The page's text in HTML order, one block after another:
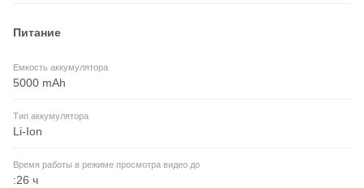
Питание
Емкость аккумулятора
5000 mAh
Тип аккумулятора
Li-Ion
Время работы в режиме просмотра видео до
:26 ч